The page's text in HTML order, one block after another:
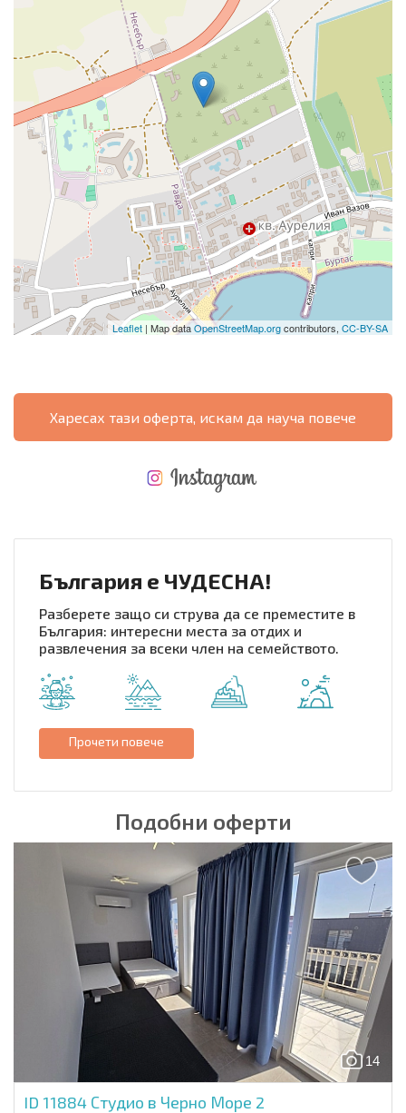
Leaflet | Map dataOpenStreetMap.orgcontributors, CC-BY-SA
Харесах тази оферта, искам да науча повече
България е ЧУДЕСНА!
Разберете защо си струва да се преместите в
България: интересни места за отдих и
развлечения за всеки член на семейството.
Прочети повече
Подобни оферти
14
ID 11884 Студио в Черно Море 2